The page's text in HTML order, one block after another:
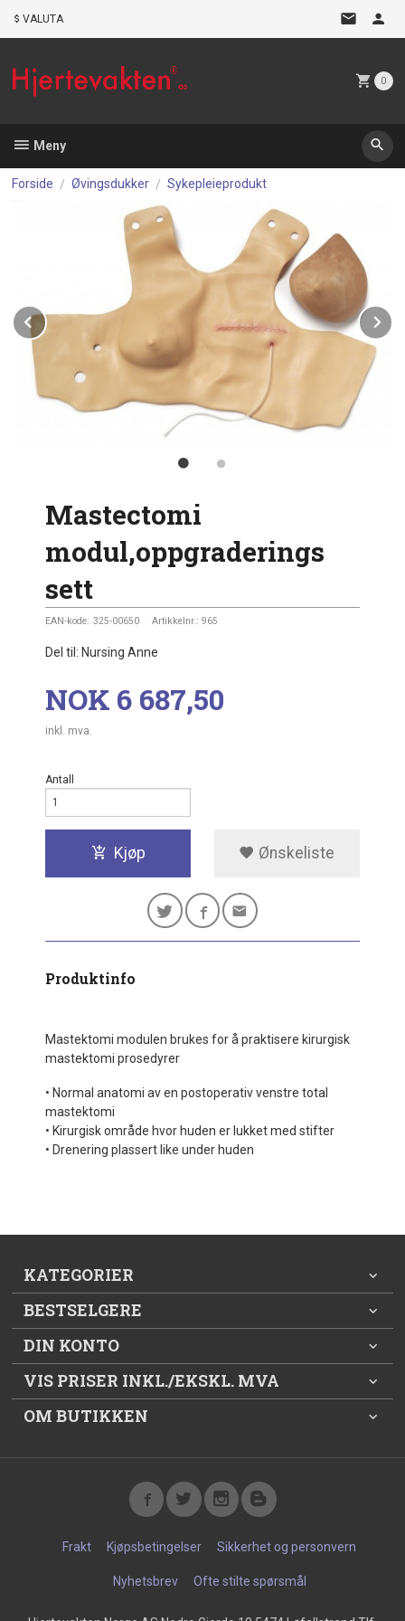
VALUTA
0
Meny
Forside Øvingsdukker Sykepleieprodukt
Prev
Mastectomi
modul,oppgraderings
sett
EAN-kode: 325-00650 Artikkelnr.: 965
Del til: Nursing Anne
Pris
NOK 6 687,50
inkl. mva.
Antall
Kjøp Ønskeliste
Produktinfo
Mastektomi modulen brukes for å praktisere kirurgisk
mastektomi prosedyrer
• Normal anatomi av en postoperativ venstre total
mastektomi
• Kirurgisk område hvor huden er lukket med stifter
• Drenering plassert like under huden
KATEGORIER
BESTSELGERE
DIN KONTO
VIS PRISER INKL./EKSKL. MVA
OM BUTIKKEN
Frakt Kjøpsbetingelser Sikkerhet og personvern
Nyhetsbrev Ofte stilte spørsmål